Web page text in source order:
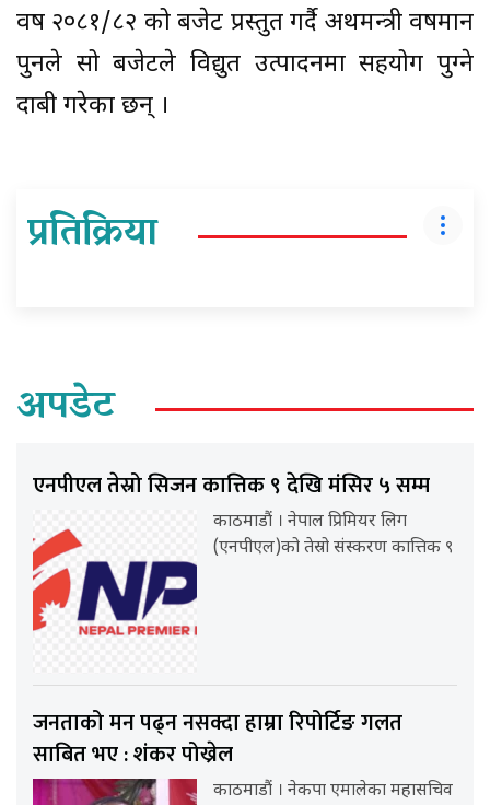
वर्ष २०८१/८२ को बजेट प्रस्तुत गर्दै अर्थमन्त्री वर्षमान
पुनले सो बजेटले विद्युत उत्पादनमा सहयोग पुग्ने
दाबी गरेका छन् ।
प्रतिक्रिया
अपडेट
एनपीएल तेस्रो सिजन कात्तिक ९ देखि मंसिर ५ सम्म
काठमाडौं । नेपाल प्रिमियर लिग
(एनपीएल)को तेस्रो संस्करण कात्तिक ९
जनताको मन पढ्न नसक्दा हाम्रा रिपोर्टिङ गलत
साबित भए : शंकर पोख्रेल
काठमाडौं । नेकपा एमालेका महासचिव